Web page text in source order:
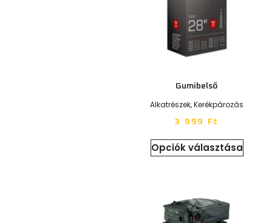
Gumibelső
Alkatrészek,Kerékpározás
3 999 Ft
Opciók választása